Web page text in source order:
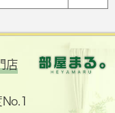
店